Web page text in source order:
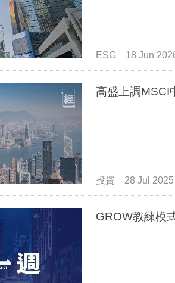
ESG 18 Jun
高盛上調MSCI
投資 28 Jul 2025
GROW教練模